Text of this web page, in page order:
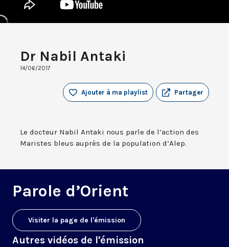
Dr Nabil Antaki
14/06/2017
Partager
Ajouter à ma playlist
Le docteur Nabil Antaki nous parle de l’action des
Maristes bleus auprès de la population d’Alep.
Parole d’Orient
Visiter la page de l'émission
Autres vidéos de l'émission